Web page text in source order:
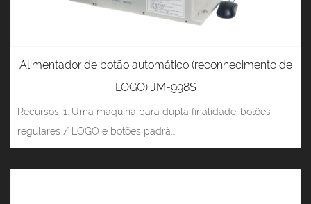
Alimentador de botão automático (reconhecimento de
LOGO) JM-998S
Recursos: 1. Uma máquina para dupla finalidade: botões
regulares / LOGO e botões padrã...